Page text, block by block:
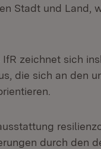
Stadt und Land,
zeichnet sich
die sich an den
durch den